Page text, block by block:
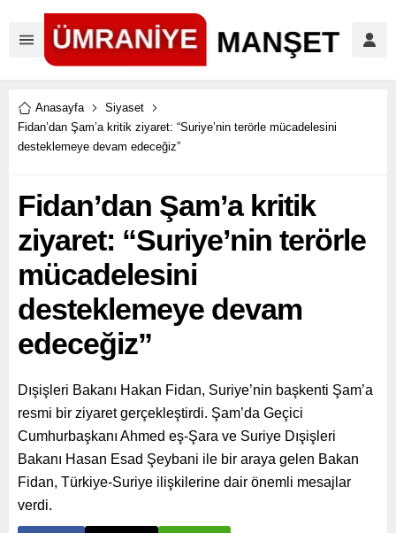
Anasayfa
Siyaset
Fidan’dan Şam’a kritik ziyaret: “Suriye’nin terörle mücadelesini
desteklemeye devam edeceğiz”
Fidan’dan Şam’a kritik
ziyaret: “Suriye’nin terörle
mücadelesini
desteklemeye devam
edeceğiz”
Dışişleri Bakanı Hakan Fidan, Suriye’nin başkenti Şam’a
resmi bir ziyaret gerçekleştirdi. Şam’da Geçici
Cumhurbaşkanı Ahmed eş-Şara ve Suriye Dışişleri
Bakanı Hasan Esad Şeybani ile bir araya gelen Bakan
Fidan, Türkiye-Suriye ilişkilerine dair önemli mesajlar
verdi.